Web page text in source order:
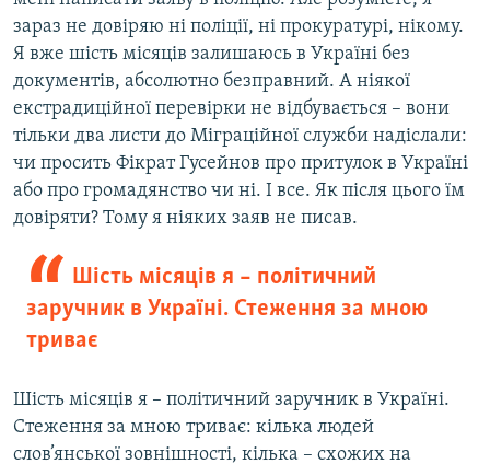
зараз не довіряю ні поліції, ні прокуратурі, нікому.
Я вже шість місяців залишаюсь в Україні без
документів, абсолютно безправний. А ніякої
екстрадиційної перевірки не відбувається – вони
тільки два листи до Міграційної служби надіслали:
чи просить Фікрат Гусейнов про притулок в Україні
або про громадянство чи ні. І все. Як після цього їм
довіряти? Тому я ніяких заяв не писав.
Шість місяців я – політичний
заручник в Україні. Стеження за мною
триває
Шість місяців я – політичний заручник в Україні.
Стеження за мною триває: кілька людей
слов’янської зовнішності, кілька – схожих на